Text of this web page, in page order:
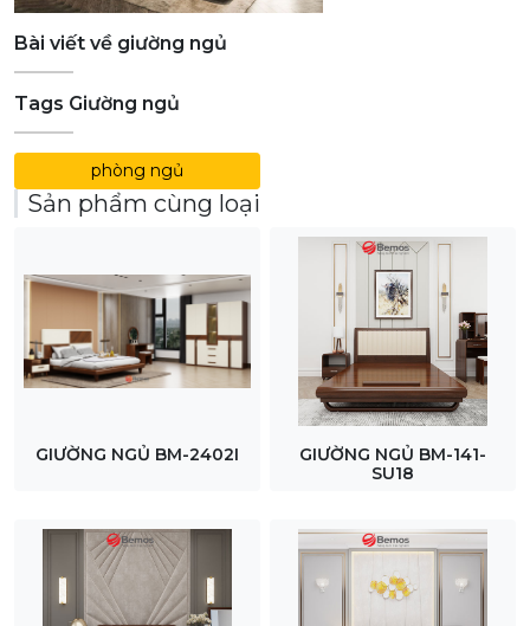
Bài viết về giường ngủ
Tags Giường ngủ
phòng ngủ
Sản phẩm cùng loại
GIƯỜNG NGỦ BM-2402I
GIƯỜNG NGỦ BM-141-
SU18